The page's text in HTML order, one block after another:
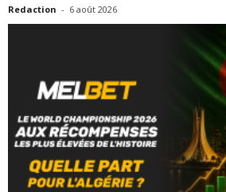
Redaction - 6 août 2026